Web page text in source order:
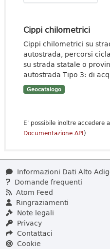
Cippi chilometrici
Cippi chilometrici su
autostrada, percorsi
su strada statale o
autostrada Tipo 3: di
Geocatalogo
E' possibile inoltre accedere
Documentazione API).
Informazioni Dati Alto
Domande frequenti
Atom Feed
Ringraziamenti
Note legali
Privacy
Contattaci
Cookie